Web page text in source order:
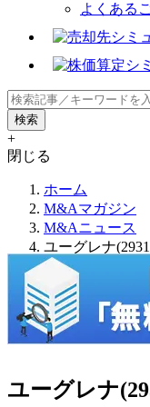
よくある
+
閉じる
ホーム
M&Aマガジン
M&Aニュース
ユーグレナ
ユーグレナ